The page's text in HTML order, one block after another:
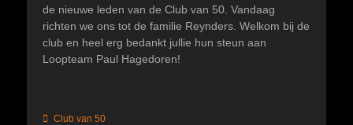
de nieuwe leden van de Club van 50. Vandaag
richten we ons tot de familie Reynders. Welkom bij de
club en heel erg bedankt jullie hun steun aan
Loopteam Paul Hagedoren!
Categorieën
Club van 50